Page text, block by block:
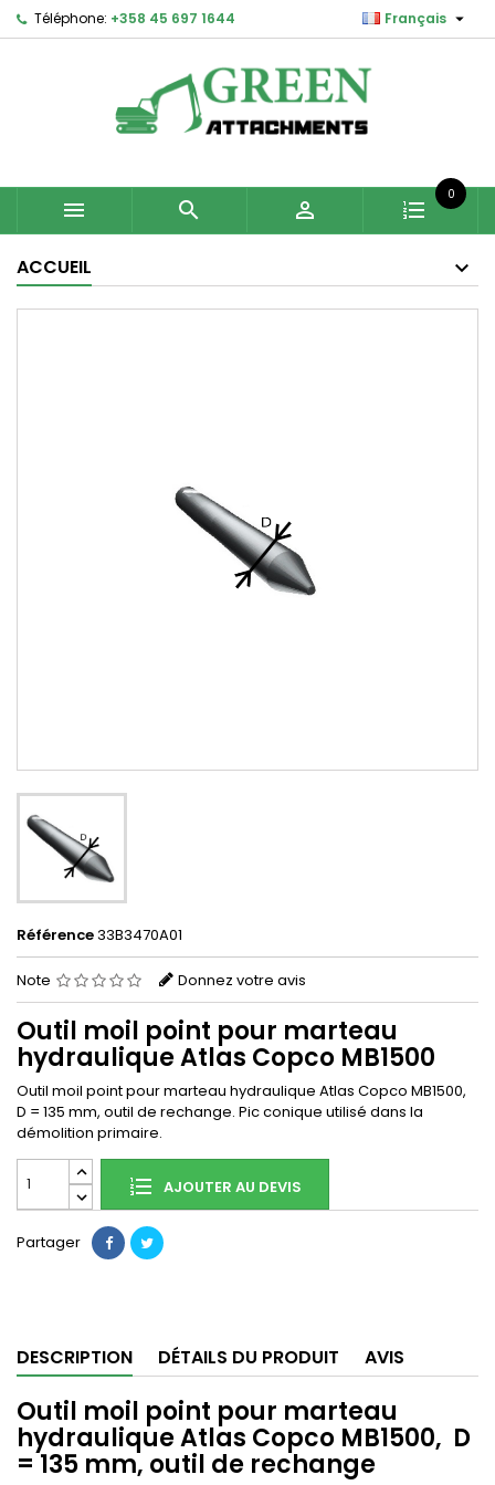
Téléphone: +358 45 697 1644 Français 
  
0
ACCUEIL
Référence33B3470A01
Note Donnez votre avis
Outil moil point pour marteau
hydraulique Atlas Copco MB1500
Outil moil point pour marteau hydraulique Atlas Copco MB1500,
D = 135 mm, outil de rechange. Pic conique utilisé dans la
démolition primaire.
AJOUTER AU DEVIS
Partager
DESCRIPTION DÉTAILS DU PRODUIT AVIS
Outil moil point pour marteau
hydraulique Atlas Copco MB1500, D
= 135 mm, outil de rechange